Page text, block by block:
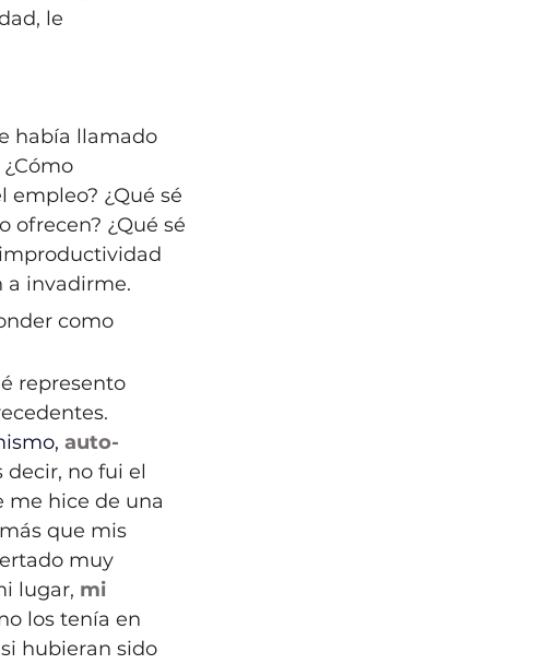
le
había llamado
¿Cómo
empleo? ¿Qué sé
ofrecen? ¿Qué sé
a invadirme.
como
represento
auto-
decir, no fui el
me hice de una
que mis
muy
lugar, mi
los tenía en
hubieran sido